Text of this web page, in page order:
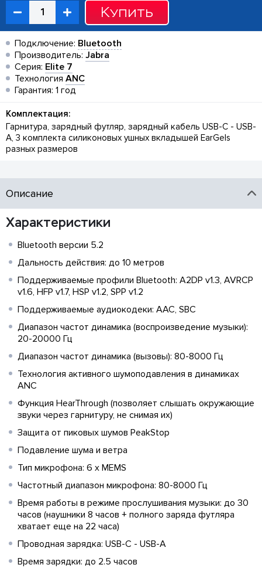
Купить
Подключение: Bluetooth
Производитель: Jabra
Серия: Elite 7
Технология ANC
Гарантия: 1 год
Комплектация:
Гарнитура, зарядный футляр, зарядный кабель USB-C - USB-
A, 3 комплекта силиконовых ушных вкладышей EarGels
разных размеров
Описание
Характеристики
Bluetooth версии 5.2
Дальность действия: до 10 метров
Поддерживаемые профили Bluetooth: A2DP v1.3, AVRCP
v1.6, HFP v1.7, HSP v1.2, SPP v1.2
Поддерживаемые аудиокодеки: AAC, SBC
Диапазон частот динамика (воспроизведение музыки):
20-20000 Гц
Диапазон частот динамика (вызовы): 80-8000 Гц
Технология активного шумоподавления в динамиках
ANC
Функция HearThrough (позволяет слышать окружающие
звуки через гарнитуру, не снимая их)
Защита от пиковых шумов PeakStop
Подавление шума и ветра
Тип микрофона: 6 x MEMS
Частотный диапазон микрофона: 80-8000 Гц
Время работы в режиме прослушивания музыки: до 30
часов (наушники 8 часов + полного заряда футляра
хватает еще на 22 часа)
Проводная зарядка: USB-C - USB-A
Время зарядки: до 2.5 часов